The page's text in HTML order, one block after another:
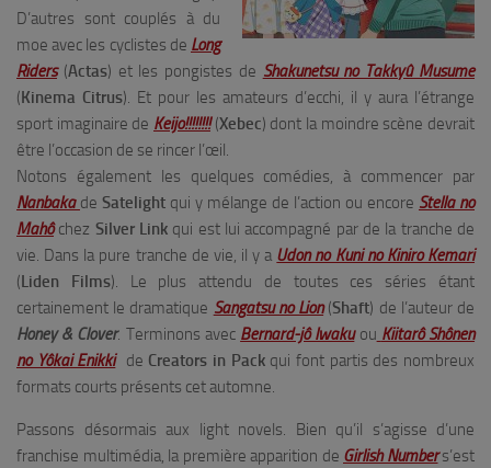
D’autres sont couplés à du
moe avec les cyclistes de Long
Riders(Actas) et les pongistes de Shakunetsu no Takkyû Musume
(Kinema Citrus). Et pour les amateurs d’ecchi, il y aura l’étrange
sport imaginaire de Keijo!!!!!!!!(Xebec) dont la moindre scène devrait
être l’occasion de se rincer l’œil.
Notons également les quelques comédies, à commencer par
Nanbaka de Satelight qui y mélange de l’action ou encore Stella no
Mahôchez Silver Link qui est lui accompagné par de la tranche de
vie. Dans la pure tranche de vie, il y a Udon no Kuni no Kiniro Kemari
(Liden Films). Le plus attendu de toutes ces séries étant
certainement le dramatique Sangatsu no Lion(Shaft) de l’auteur de
Honey & Clover. Terminons avec Bernard-jô Iwakuou Kiitarô Shônen
no Yôkai Enikkide Creators in Packqui font partis des nombreux
formats courts présents cet automne.
Passons désormais aux light novels. Bien qu’il s’agisse d’une
franchise multimédia, la première apparition de Girlish Numbers’est